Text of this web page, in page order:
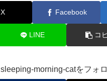
X Facebook
LINE コ
sleeping-morning-catをフォ